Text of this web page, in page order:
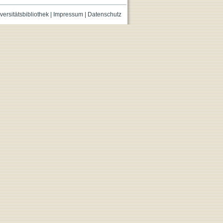
| Impressum| Datenschutz